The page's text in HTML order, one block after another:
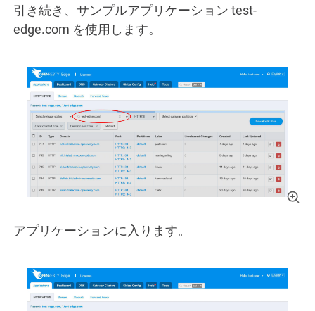
引き続き、サンプルアプリケーション test-
edge.com を使用します。
アプリケーションに入ります。